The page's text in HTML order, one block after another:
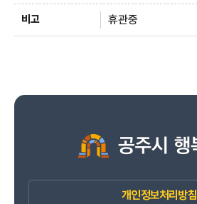
휴관중
개인정보처리방침